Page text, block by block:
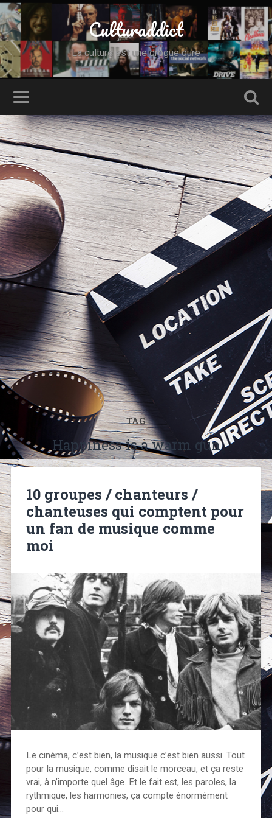
Culturaddict
La culture est une drogue dure
TAG
Happiness is a warm gun
10 groupes / chanteurs /
chanteuses qui comptent pour
un fan de musique comme
moi
Le cinéma, c’est bien, la musique c’est bien aussi. Tout
pour la musique, comme disait le morceau, et ça reste
vrai, à n’importe quel âge. Et le fait est, les paroles, la
rythmique, les harmonies, ça compte énormément
pour qui…